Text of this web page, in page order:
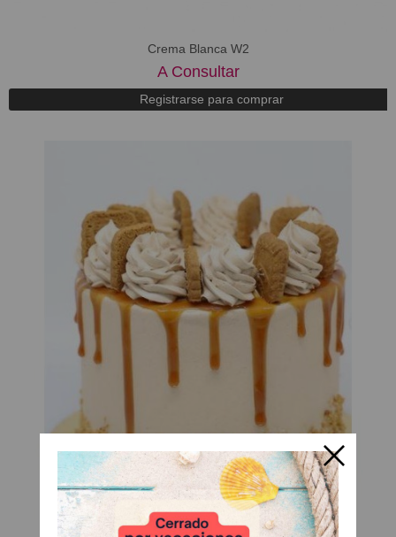
Crema Blanca W2
A Consultar
Registrarse para comprar